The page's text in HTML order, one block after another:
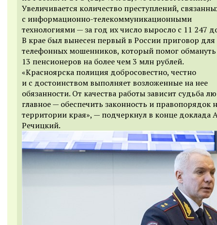
Увеличивается количество преступлений,
с информационно-телекоммуникационными
технологиями — за год их число выросло с 11 247
В крае был вынесен первый в России приговор для
телефонных мошенников, который помог обмануть
13 пенсионеров на более чем 3 млн рублей.
«Красноярска полиция добросовестно, честно
и с достоинством выполняет возложенные на нее
обязанности. От качества работы зависит судьба
главное — обеспечить законность и правопорядок
территории края», — подчеркнул в конце доклада
Речицкий.